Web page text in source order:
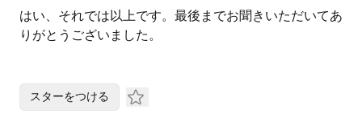
はい、それでは以上です。最後までお聞きいただいてあ
りがとうございました。
スターをつける